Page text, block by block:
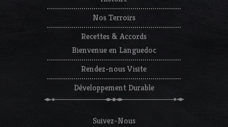
Nos Terroirs
Recettes & Accords
Bienvenue en Languedoc
Rendez-nous Visite
Développement Durable
Suivez-Nous